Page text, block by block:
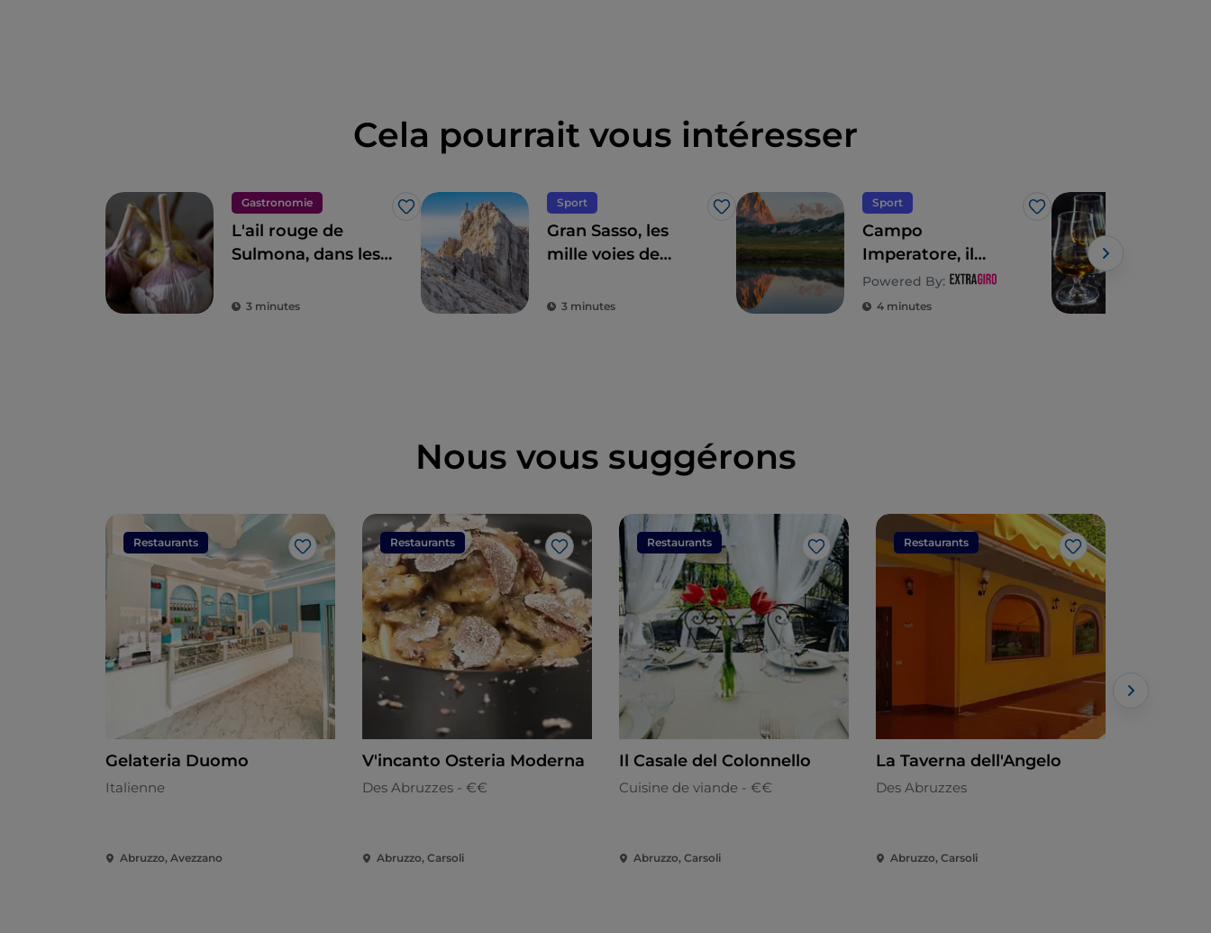
Cela pourrait vous intéresser
Gastronomie
J’aime
L'ail rouge de
Sulmona, dans les
variété locale
3 minutes
Sport
J’aime
Gran Sasso, les
mille voies de
Abruzzes
3 minutes
Sport
J’aime
Campo
Imperatore, il
n'existe pas que le
ski dans les
Powered By:
4 minutes
Nous vous suggérons
Restaurants
J’aime
Gelateria Duomo
Italienne
Abruzzo, Avezzano
Restaurants
J’aime
V'incanto Osteria Moderna
Des Abruzzes - €€
Abruzzo, Carsoli
Restaurants
J’aime
Il Casale del Colonnello
Cuisine de viande - €€
Abruzzo, Carsoli
Restaurants
J’aime
La Taverna dell'Angelo
Des Abruzzes
Abruzzo, Carsoli